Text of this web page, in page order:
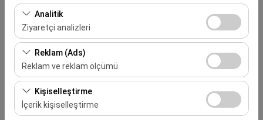
Bu çerezler sitenin doğru şekilde çalışması, güvenlik,
oturum yönetimi ve temel işlevler için gereklidir. Devre
dışı bırakılamaz.
Analitik
Ziyaretçi analizleri
Bu çerezler, sitemizin nasıl kullanıldığını (ziyaretçi sayısı,
en çok ziyaret edilen sayfalar, kullanıcı davranışları)
analiz etmemizi sağlar. Bu veriler, web sitesi
performansını ölçmek ve kullanıcı deneyimini sürekli
iyileştirmek için kullanılır.
Reklam (Ads)
Reklam ve reklam ölçümü
Bu çerezler, size ilgi alanlarınıza uygun kişiselleştirilmiş
reklamlar göstermemize ve reklam kampanyalarımızın
etkinliğini (gösterim sayısı, tıklama oranı) ölçmemize
Kişiselleştirme
İçerik kişiselleştirme
Araç Alım Tarihi
Araç Teslim Tarihi
09:00